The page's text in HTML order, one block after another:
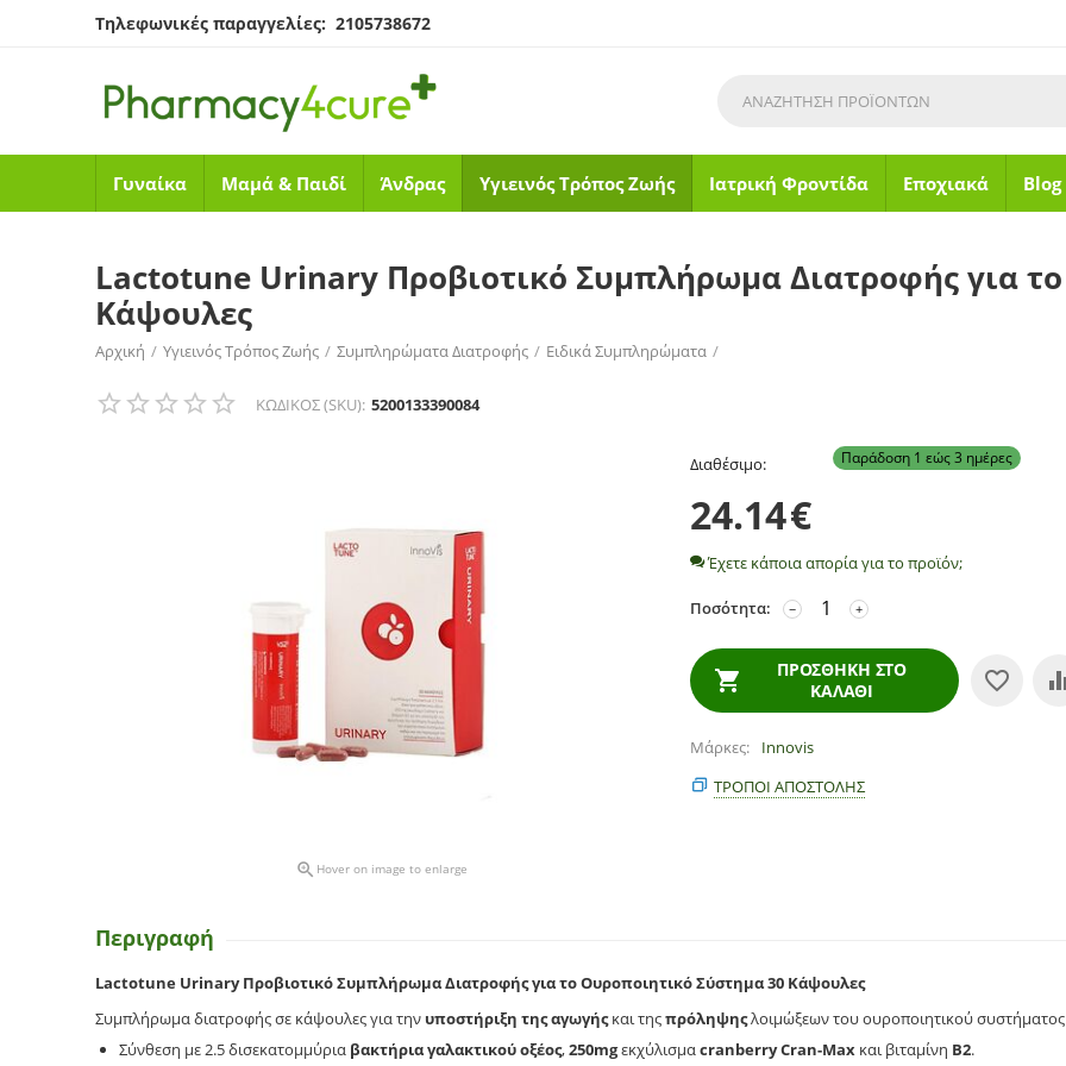
Τηλεφωνικές παραγγελίες: 2105738672
Γυναίκα Μαμά & Παιδί Άνδρας Υγιεινός Τρόπος Ζωής Ιατρική Φροντίδα Εποχιακά Blog
Lactotune Urinary Προβιοτικό Συμπλήρωμα Διατροφής για
Κάψουλες
Αρχική / Υγιεινός Τρόπος Ζωής / Συμπληρώματα Διατροφής / Ειδικά Συμπληρώματα /
Lactotune Urinary Προβιοτικό Συμπλήρωμα Διατροφής για το Ουροποιητικό Σύστημα 30 Κάψουλες
ΚΩΔΙΚΟΣ (SKU): 5200133390084
 Hover on image to enlarge
Διαθέσιμο: Παράδοση 1 εώς 3 ημέρες
24.14€
Έχετε κάποια απορία για το προϊόν;
Ποσότητα: +
−
ΠΡΟΣΘΉΚΗ ΣΤΟ
ΚΑΛΆΘΙ
Μάρκες
Innovis
ΤΡΌΠΟΙ ΑΠΟΣΤΟΛΉΣ
Περιγραφή
Lactotune Urinary Προβιοτικό Συμπλήρωμα Διατροφής για το Ουροποιητικό Σύστημα 30 Κάψουλες
Συμπλήρωμα διατροφής σε κάψουλες για την υποστήριξη της αγωγήςκαι τηςπρόληψηςλοιμώξεων του ουροποιητικού
Σύνθεση με 2.5 δισεκατομμύρια βακτήρια γαλακτικού οξέος,250mgεκχύλισμαcranberry Cran-Max και βιταμίνη Β2.